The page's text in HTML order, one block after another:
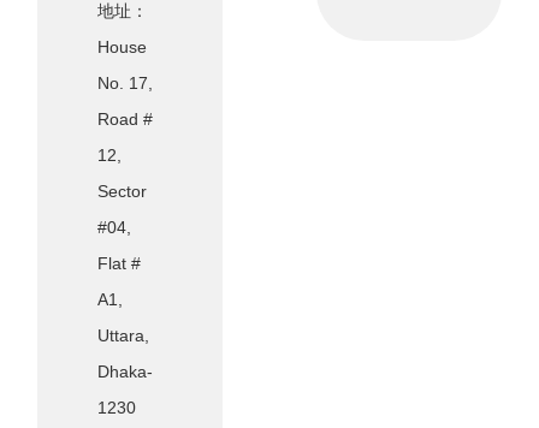
地址：
House
No. 17,
Road #
12,
Sector
#04,
Flat #
A1,
Uttara,
Dhaka-
1230